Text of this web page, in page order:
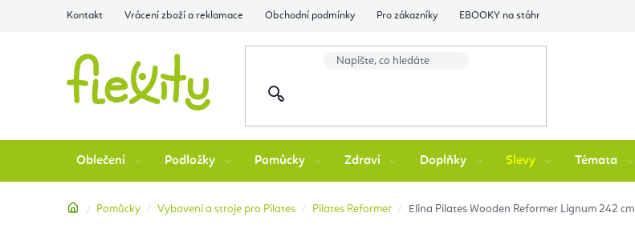
Kontakt Vrácení zboží a reklamace Obchodní podmínky Pro zákazníky EBOOKY na stáhnutí
Oblečení Podložky Pomůcky Zdraví Doplňky Slevy Témata
DomůPomůcky Vybavení a stroje pro Pilates Pilates Reformer Elina Pilates Wooden Reformer Lignum 242 cm